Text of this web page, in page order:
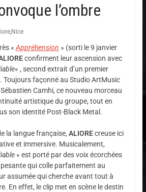
l’ombre
,Nice
« Appréhension » (sorti le 9 janvier
confirment leur ascension avec
« , second extrait d’un premier
Toujours façonné au Studio ArtMusic
Camhi, ce nouveau morceau
artistique du groupe, tout en
son identité Post-Black Metal.
la langue française, ALIOREcreuse ici
et immersive. Musicalement,
» est porté par des voix écorchées
qui colle parfaitement au
assumée qui cherche avant tout à
En effet, le clip met en scène le destin